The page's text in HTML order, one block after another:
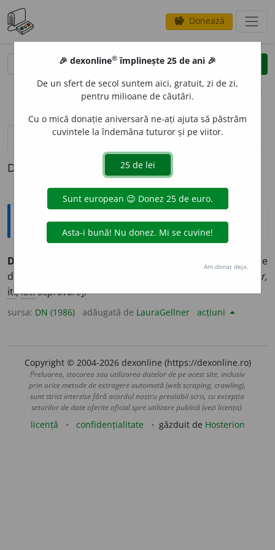
savings Donează
clear
opțiuni
definiții (1)
Definiția cu ID-ul 404582:
Explicative DEX
DEPRAV
A fi desfrînat, decăzut; a se
descompune din punct de vedere moral. [<
dépraver,
it.,lat.depravare].
sursa: DN (1986) adăugată de LauraGellner acțiuni
Copyright © 2004-2026 dexonline (https://dexonline.ro)
Preluarea, stocarea sau utilizarea datelor de pe acest site, inclusiv
prin orice metode de extragere automată (web scraping, crawling),
sunt strict interzise fără acordul nostru prealabil scris, cu excepția
seturilor de date oferite oficial spre utilizare publică (vezi licența).
licență confidențialitate găzduit de Hosterion
🎉 dexonline® împlinește 25 de ani 🎉
De un sfert de secol suntem aici, gratuit, zi de zi,
pentru milioane de căutări.
Cu o mică donație aniversară ne-ați ajuta să păstrăm
cuvintele la îndemâna tuturor și pe viitor.
Am donat deja.